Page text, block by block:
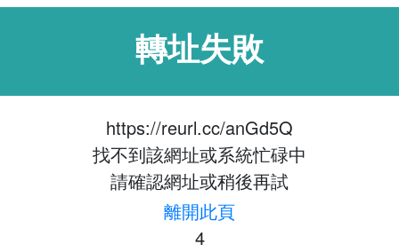
轉址失敗
https://reurl.cc/anGd5Q
找不到該網址或系統忙碌中
請確認網址或稍後再試
離開此頁
4